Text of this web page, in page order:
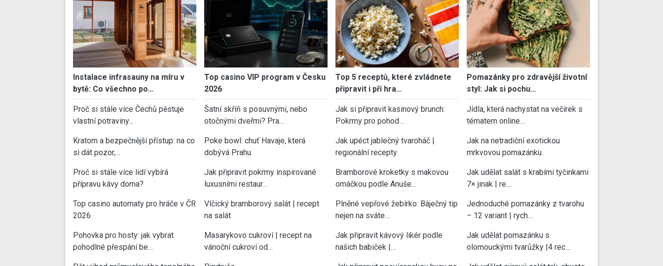
Instalace infrasauny na míru v
bytě: Co všechno po…
Proč si stále více Čechů pěstuje
vlastní potraviny…
Kratom a bezpečnější přístup: na co
si dát pozor,…
Proč si stále více lidí vybírá
přípravu kávy doma?
Top casino automaty pro hráče v ČR
2026
Pohovka pro hosty: jak vybrat
pohodlné přespání be…
Top casino VIP program v Česku
2026
Šatní skříň s posuvnými, nebo
otočnými dveřmi? Pra…
Poke bowl: chuť Havaje, která
dobývá Prahu
Jak připravit pokrmy inspirované
luxusními restaur…
Vlčický bramborový salát | recept
na salát
Masarykovo cukroví | recept na
vánoční cukroví od…
Top 5 receptů, které zvládnete
připravit i při hra…
Jak si připravit kasinový brunch:
Pokrmy pro pohod…
Jak upéct jablečný tvaroháč |
regionální recepty
Bramborové kroketky s makovou
omáčkou podle Anuše…
Plněné vepřové žebírko: Báječný tip
nejen na sváte…
Jak připravit kávový likér podle
našich babiček |…
Pomazánky pro zdravější životní
styl: Jak si pochu…
Jídla, která nachystat na večírek s
tématem online…
Jak na netradiční exotickou
mrkvovou pomazánku
Jak udělat salát s krabími tyčinkami
7× jinak | re…
Jednoduché pomazánky z tvarohu
– 12 variant | rych…
Jak udělat pomazánku s
olomouckými tvarůžky |4 rec…